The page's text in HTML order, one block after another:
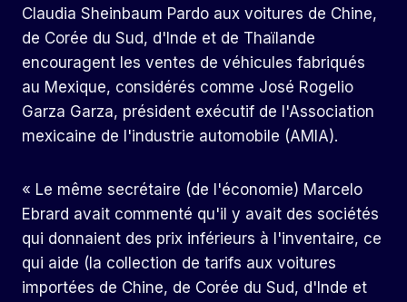
Claudia Sheinbaum Pardo aux voitures de Chine,
de Corée du Sud, d'Inde et de Thaïlande
encouragent les ventes de véhicules fabriqués
au Mexique, considérés comme José Rogelio
Garza Garza, président exécutif de l'Association
mexicaine de l'industrie automobile (AMIA).
« Le même secrétaire (de l'économie) Marcelo
Ebrard avait commenté qu'il y avait des sociétés
qui donnaient des prix inférieurs à l'inventaire, ce
qui aide (la collection de tarifs aux voitures
importées de Chine, de Corée du Sud, d'Inde et